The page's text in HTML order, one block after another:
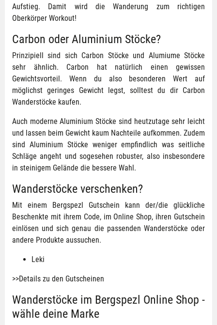
Aufstieg. Damit wird die Wanderung zum richtigen
Oberkörper Workout!
Carbon oder Aluminium Stöcke?
Prinzipiell sind sich Carbon Stöcke und Alumiume Stöcke
sehr ähnlich. Carbon hat natürlich einen gewissen
Gewichtsvorteil. Wenn du also besonderen Wert auf
möglichst geringes Gewicht legst, solltest du dir Carbon
Wanderstöcke kaufen.
Auch moderne Aluminium Stöcke sind heutzutage sehr leicht
und lassen beim Gewicht kaum Nachteile aufkommen. Zudem
sind Aluminium Stöcke weniger empfindlich was seitliche
Schläge angeht und sogesehen robuster, also insbesondere
in steinigem Gelände die bessere Wahl.
Wanderstöcke verschenken?
Mit einem Bergspezl Gutschein kann der/die glückliche
Beschenkte mit ihrem Code, im Online Shop, ihren Gutschein
einlösen und sich genau die passenden Wanderstöcke oder
andere Produkte aussuchen.
Leki
>>Details zu den Gutscheinen
Wanderstöcke im Bergspezl Online Shop -
wähle deine Marke